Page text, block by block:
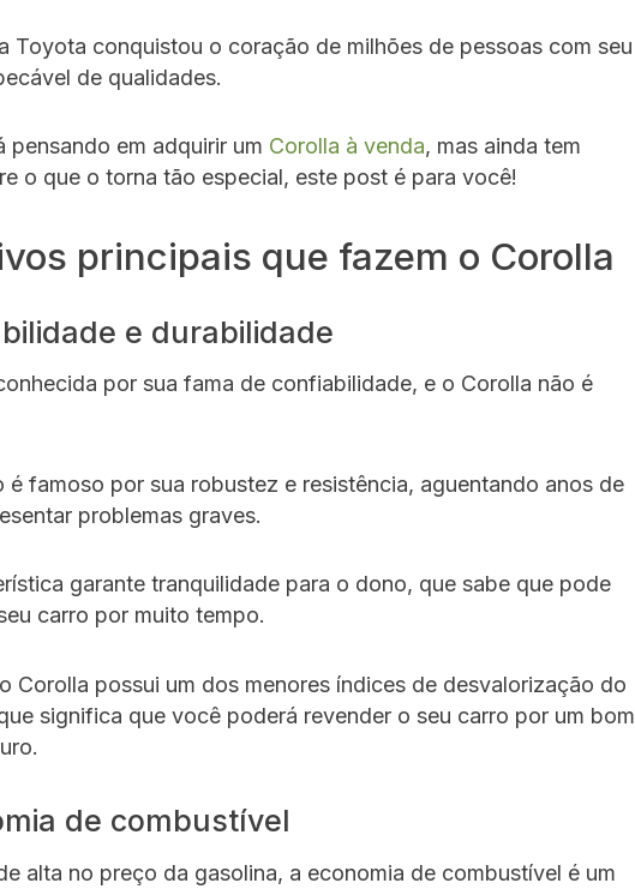
Toyota conquistou o coração de milhões de pessoas com seu
de qualidades.
pensando em adquirir um Corolla à venda, mas ainda tem
o que o torna tão especial, este post é para você!
principais que fazem o Corolla
e durabilidade
por sua fama de confiabilidade, e o Corolla não é
é famoso por sua robustez e resistência, aguentando anos de
problemas graves.
garante tranquilidade para o dono, que sabe que pode
carro por muito tempo.
Corolla possui um dos menores índices de desvalorização do
significa que você poderá revender o seu carro por um bom
de combustível
alta no preço da gasolina, a economia de combustível é um